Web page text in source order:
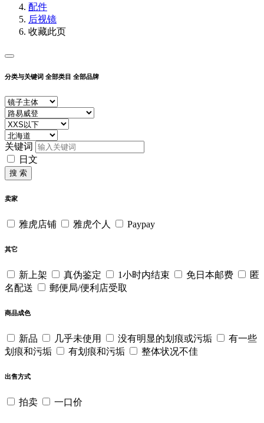
配件
后视镜
收藏此页
分类与关键词 全部类目 全部品牌
关键词
日文
搜 索
卖家
雅虎店铺 雅虎个人 Paypay
其它
新上架 真伪鉴定 1小时内结束 免日本邮费
匿
名配送
郵便局/便利店受取
商品成色
新品 几乎未使用 没有明显的划痕或污垢
有一些
划痕和污垢
有划痕和污垢 整体状况不佳
出售方式
拍卖 一口价